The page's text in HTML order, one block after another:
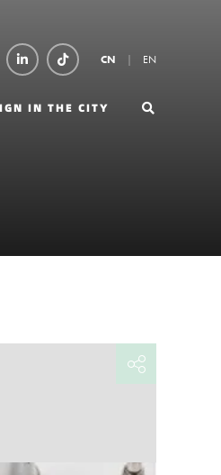
CN EN
IN THE CITY